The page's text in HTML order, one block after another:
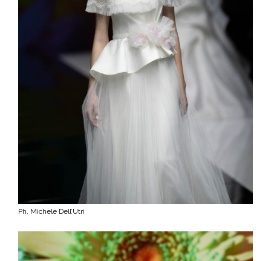
Ph. Michele Dell’Utri